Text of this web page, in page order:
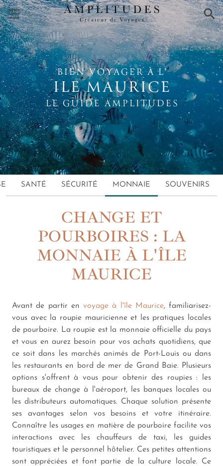
×
BIEN VOYAGER À L'
ILE MAURICE
LE GUIDE AMPLITUDES
SANTÉ SÉCURITÉ MONNAIE SOUVENIRS
CHANGE ET
POURBOIRES : LA
MONNAIE À L'ÎLE
MAURICE
Avant de partir en voyage à l'île Maurice, familiarisez-
vous avec la roupie mauricienne et les pratiques locales
de pourboire. La roupie est la monnaie officielle du pays
et vous en aurez besoin pour vos achats quotidiens, que
ce soit dans les marchés animés de Port-Louis ou dans
les restaurants en bord de mer de Grand Baie. Plusieurs
options s'offrent à vous pour obtenir des roupies : les
bureaux de change à l'aéroport, les banques locales ou
les distributeurs automatiques. Chaque solution présente
ses avantages selon vos besoins et votre itinéraire.
Connaître les usages en matière de pourboire facilite vos
interactions avec les chauffeurs de taxi, les guides
touristiques et le personnel hôtelier. Ces petites attentions
sont appréciées et font partie de la culture locale. Ce